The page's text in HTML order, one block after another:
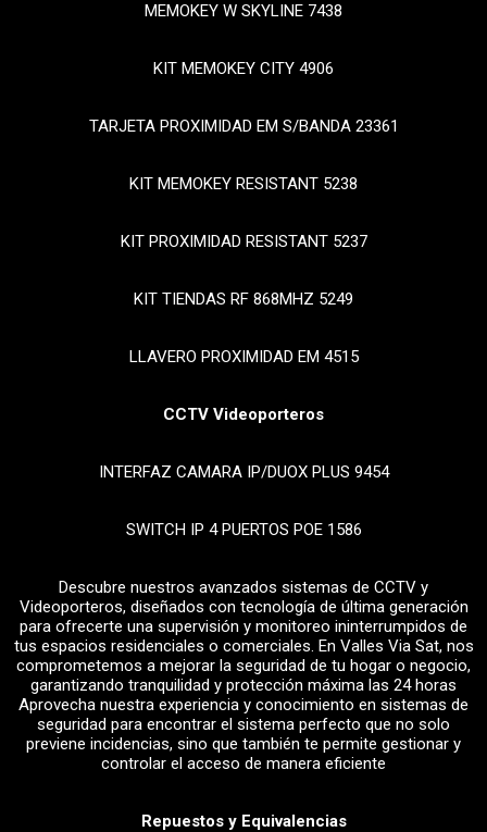
MEMOKEY W SKYLINE 7438
KIT MEMOKEY CITY 4906
TARJETA PROXIMIDAD EM S/BANDA 23361
KIT MEMOKEY RESISTANT 5238
KIT PROXIMIDAD RESISTANT 5237
KIT TIENDAS RF 868MHZ 5249
LLAVERO PROXIMIDAD EM 4515
CCTV Videoporteros
INTERFAZ CAMARA IP/DUOX PLUS 9454
SWITCH IP 4 PUERTOS POE 1586
Descubre nuestros avanzados sistemas de CCTV y
Videoporteros, diseñados con tecnología de última generación
para ofrecerte una supervisión y monitoreo ininterrumpidos de
tus espacios residenciales o comerciales. En Valles Via Sat, nos
comprometemos a mejorar la seguridad de tu hogar o negocio,
garantizando tranquilidad y protección máxima las 24 horas
Aprovecha nuestra experiencia y conocimiento en sistemas de
seguridad para encontrar el sistema perfecto que no solo
previene incidencias, sino que también te permite gestionar y
controlar el acceso de manera eficiente
Repuestos y Equivalencias